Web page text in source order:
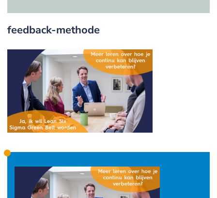
feedback-methode